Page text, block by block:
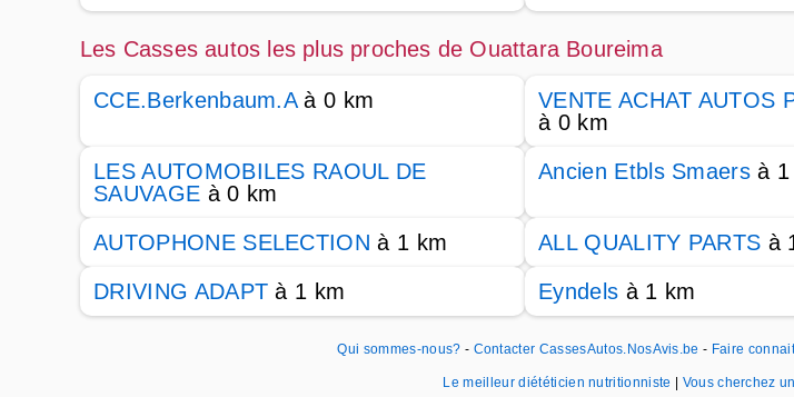
Les Casses autos les plus proches de Ouattara Boureima
CCE.Berkenbaum.Aà 0 km
VENTE ACHAT AUTOS
à 0 km
LES AUTOMOBILES RAOUL DE
SAUVAGE à 0 km
Ancien Etbls Smaers à 1
AUTOPHONE SELECTION à 1 km ALL QUALITY PARTS à
DRIVING ADAPT à 1 km Eyndels à 1 km
Qui sommes-nous? - Contacter CassesAutos.NosAvis.be - Faire
Le meilleur diététicien nutritionniste Vous cherchez